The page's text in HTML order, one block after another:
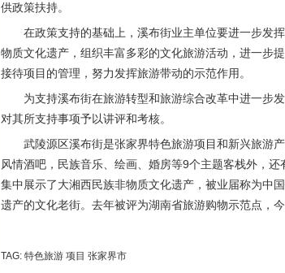
供政策扶持。
在政策支持的基础上，溪布街业主单位要进一步发
物质文化遗产，组织丰富多彩的文化旅游活动，进一步
接待项目的管理，努力发挥旅游带动的示范作用。
为支持溪布街在旅游转型和旅游综合改革中进一步
对其所支持事项予以讲评和考核。
武陵源区溪布街是张家界特色旅游项目和新兴旅游
风情酒吧，民族音乐、绘画、婚房等9个主题客栈外，
集中展示了大湘西民族非物质文化遗产，被业届称为中
遗产的文化老街。去年被评为湖南省旅游购物示范点，
TAG: 特色旅游 项目 张家界市